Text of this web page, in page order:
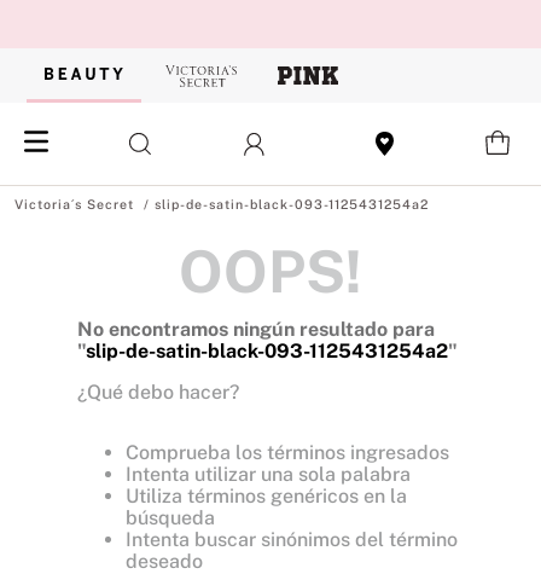
slip-de-satin-black-093-1125431254a2
OOPS!
No encontramos ningún resultado para
"slip-de-satin-black-093-1125431254a2"
¿Qué debo hacer?
Comprueba los términos ingresados
Intenta utilizar una sola palabra
Utiliza términos genéricos en la
búsqueda
Intenta buscar sinónimos del término
deseado